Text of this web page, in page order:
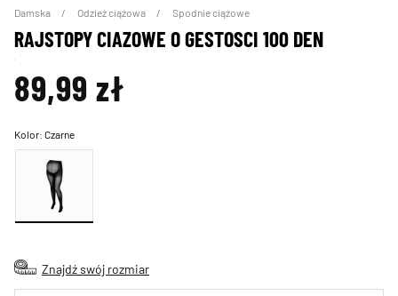
Damska Odzież ciążowa Spodnie ciążowe
RAJSTOPY CIAZOWE O GESTOSCI 100 DEN
89,99 zł
Kolor:Czarne
Znajdź swój rozmiar